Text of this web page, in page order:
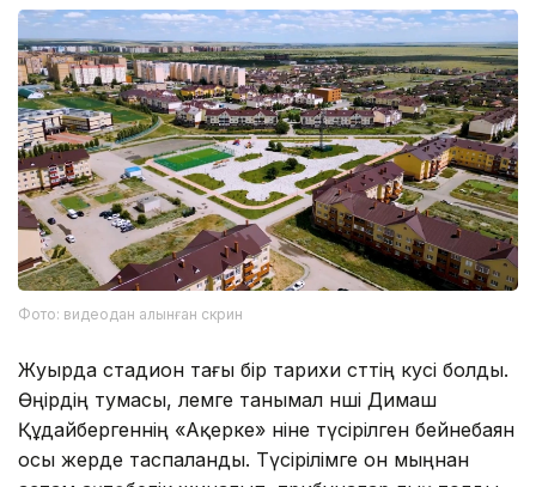
Фото: видеодан алынған скрин
Жуырда стадион тағы бір тарихи сәттің куәсі болды.
Өңірдің тумасы, әлемге танымал әнші Димаш
Құдайбергеннің «Ақерке» әніне түсірілген бейнебаян
осы жерде таспаланды. Түсірілімге он мыңнан